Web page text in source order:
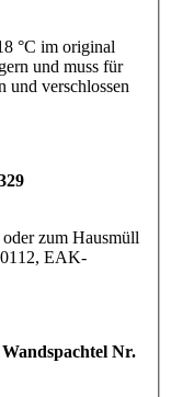
°C im original
und muss für
und verschlossen
zum Hausmüll
EAK-
Nr.